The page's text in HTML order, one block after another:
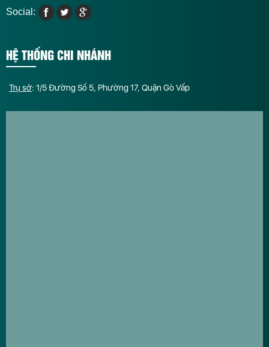
Social:
HỆ THỐNG CHI NHÁNH
Trụ sở: 1/5 Đường Số 5, Phường 17, Quận Gò Vấp